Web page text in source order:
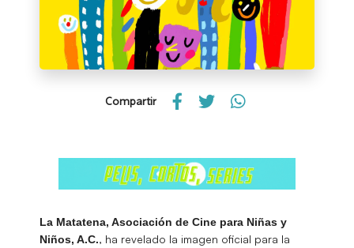
Compartir
La Matatena, Asociación de Cine para Niñas y
Niños, A.C., ha revelado la imagen oficial para la